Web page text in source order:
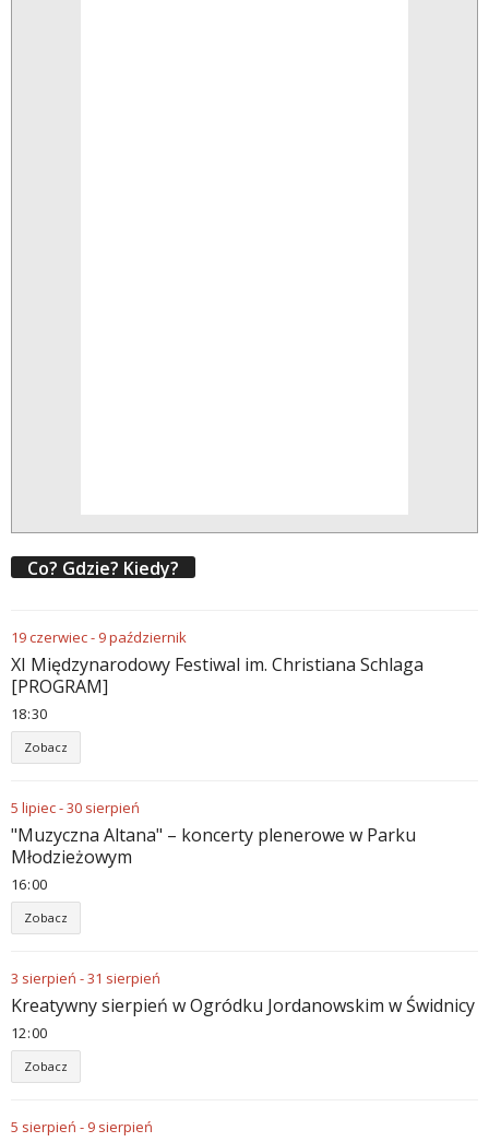
Co? Gdzie? Kiedy?
19czerwiec- 9październik
XI Międzynarodowy Festiwal im. Christiana Schlaga
[PROGRAM]
18:30
Zobacz
5 lipiec-30 sierpień
"Muzyczna Altana" – koncerty plenerowe w Parku
Młodzieżowym
16:00
Zobacz
3 sierpień -31 sierpień
Kreatywny sierpień w Ogródku Jordanowskim w Świdnicy
12:00
Zobacz
5 sierpień - 9 sierpień